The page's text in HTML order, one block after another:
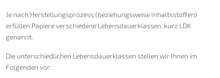
Je nach Herstellungsprozess (beziehungsweise Inhaltsstoffen)
erfüllen Papiere verschiedene Lebensdauerklassen, kurz LDK
genannt.
Die unterschiedlichen Lebensdauerklassen stellen wir Ihnen im
Folgenden vor.